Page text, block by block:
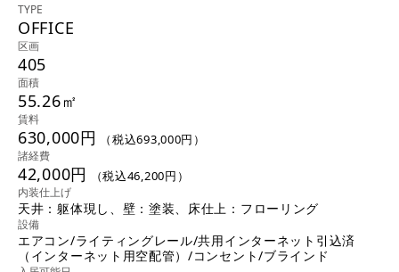
TYPE
OFFICE
区画
405
面積
55.26㎡
賃料
630,000円 （税込693,000円）
諸経費
42,000円 （税込46,200円）
内装仕上げ
天井：躯体現し、壁：塗装、床仕上：フローリング
設備
エアコン/ライティングレール/共用インターネット引込済
（インターネット用空配管）/コンセント/ブラインド